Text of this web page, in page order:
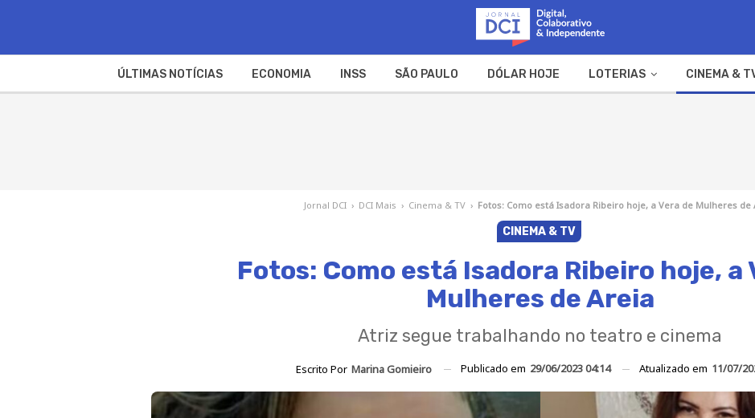
ÚLTIMAS NOTÍCIAS ECONOMIA INSS SÃO PAULO DÓLAR HOJE LOTERIAS CINEMA &
Jornal DCI › DCI Mais › Cinema & TV › Fotos: Como está Isadora Ribeiro hoje, a Vera de Mulheres de
CINEMA & TV
Fotos: Como está Isadora Ribeiro hoje, a
Mulheres de Areia
Atriz segue trabalhando no teatro e cinema
Escrito Por Marina Gomieiro Publicado em 29/06/2023 04:14 Atualizado em 11/07/